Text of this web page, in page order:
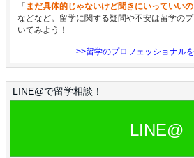
「 まだ具体的じゃないけど聞きにいっていいの
などなど。留学に関する疑問や不安は留学の
いてみよう！
>>留学のプロフェッショナル
LINE@で留学相談！
LINE@